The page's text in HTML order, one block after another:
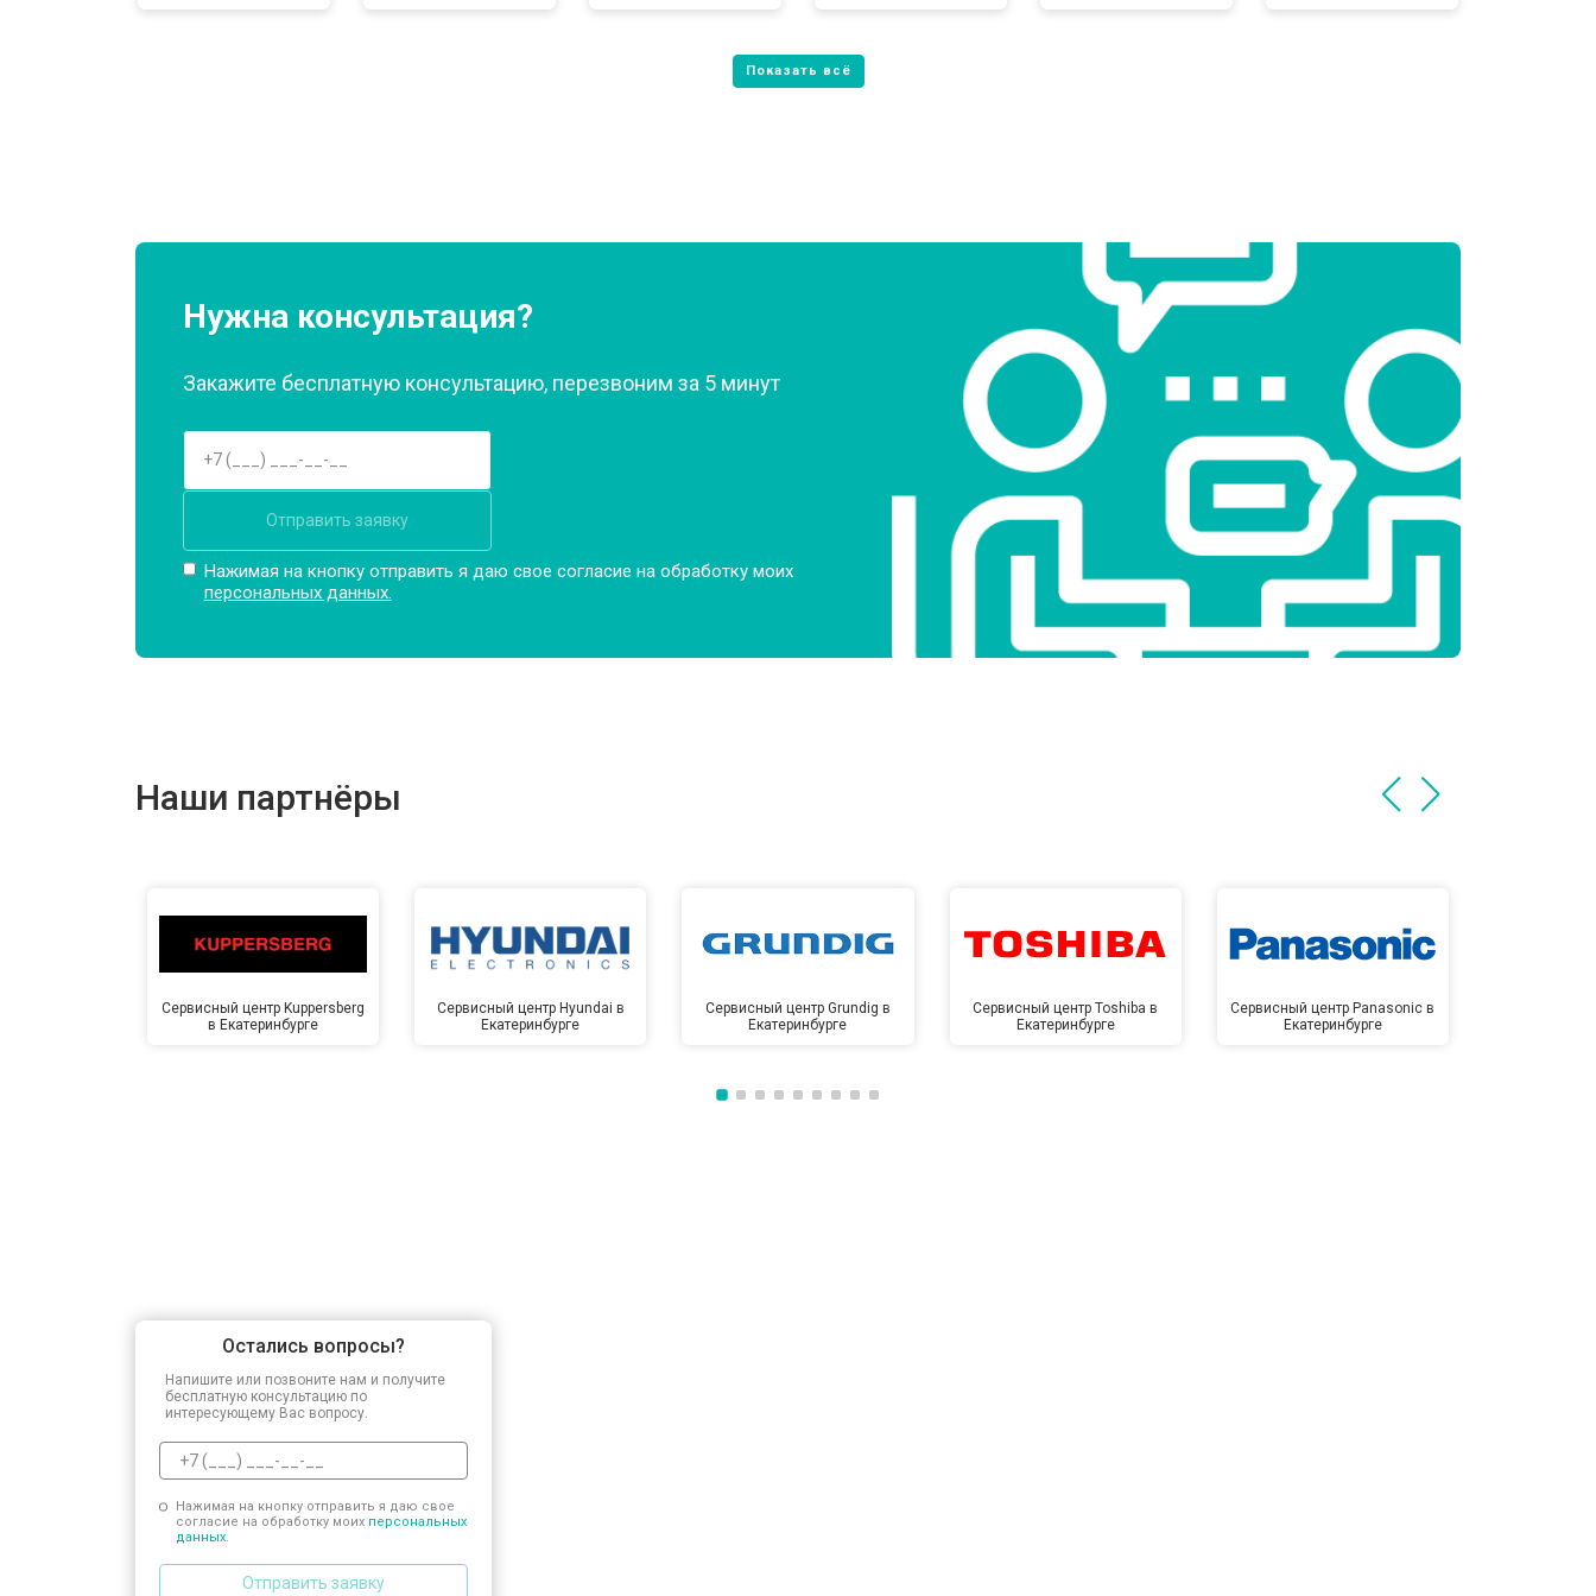
от 80 мин
Нужна консультация?
Закажите бесплатную консультацию, перезвоним за 5 минут
Отправить заявку
Нажимая на кнопку отправить я даю свое согласие на обработку моих
персональных данных.
Наши партнёры
Сервисный центр Kuppersberg
в Екатеринбурге
Сервисный центр Hyundai в
Екатеринбурге
Сервисный центр Grundig в
Екатеринбурге
Сервисный центр Toshiba в
Екатеринбурге
Сервисный центр Panasonic в
Екатеринбурге
Остались вопросы?
Напишите или позвоните нам и получите
бесплатную консультацию по
интересующему Вас вопросу.
Нажимая на кнопку отправить я даю свое
согласие на обработку моих персональных
данных.
Отправить заявку